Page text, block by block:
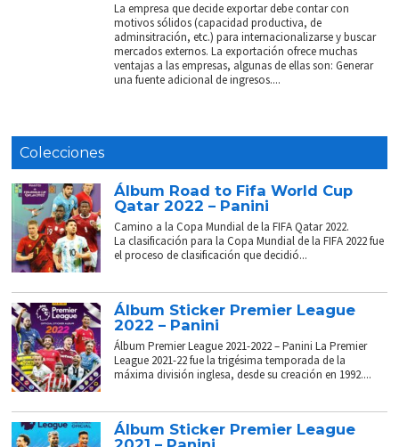
La empresa que decide exportar debe contar con
motivos sólidos (capacidad productiva, de
adminsitración, etc.) para internacionalizarse y buscar
mercados externos. La exportación ofrece muchas
ventajas a las empresas, algunas de ellas son: Generar
una fuente adicional de ingresos....
Colecciones
Álbum Road to Fifa World Cup
Qatar 2022 – Panini
Camino a la Copa Mundial de la FIFA Qatar 2022.
La clasificación para la Copa Mundial de la FIFA 2022 fue
el proceso de clasificación que decidió...
Álbum Sticker Premier League
2022 – Panini
Álbum Premier League 2021-2022 – Panini La Premier
League 2021-22 fue la trigésima temporada de la
máxima división inglesa, desde su creación en 1992....
Álbum Sticker Premier League